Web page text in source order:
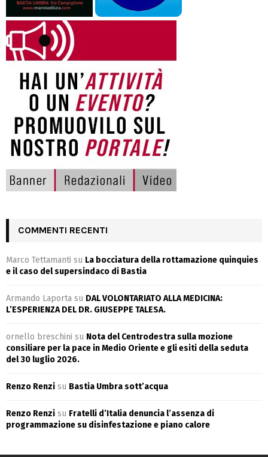
COMMENTI RECENTI
Marco Tettamanti su La bocciatura della rottamazione quinquies
e il caso del supersindaco di Bastia
Armando Laporta su DAL VOLONTARIATO ALLA MEDICINA:
L’ESPERIENZA DEL DR. GIUSEPPE TALESA.
ornello breschini su Nota del Centrodestra sulla mozione
consiliare per la pace in Medio Oriente e gli esiti della seduta
del 30 luglio 2026.
Renzo Renzi su Bastia Umbra sott’acqua
Renzo Renzi su Fratelli d’Italia denuncia l’assenza di
programmazione su disinfestazione e piano calore